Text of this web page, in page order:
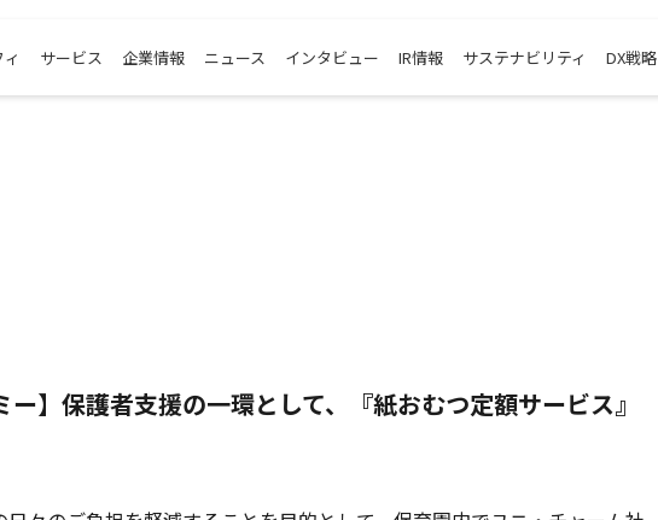
サービス 企業情報 ニュース インタビュー IR情報 サステナビリティ DX戦略
ー】保護者支援の一環として、『紙おむつ定額サービス』